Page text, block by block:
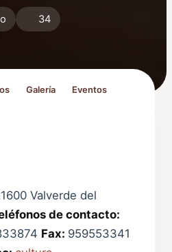
34
Galería Eventos
Valverde del
de contacto:
Fax: 959553341